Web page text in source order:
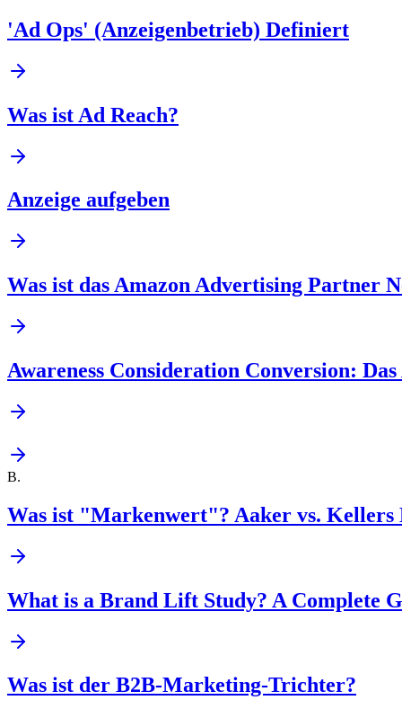
'Ad Ops' (Anzeigenbetrieb) Definiert
Was ist Ad Reach?
Anzeige aufgeben
Was ist das Amazon Advertising Partner
Awareness Consideration Conversion:
B.
Was ist "Markenwert"? Aaker vs. Kellers
What is a Brand Lift Study? A Complete
Was ist der B2B-Marketing-Trichter?